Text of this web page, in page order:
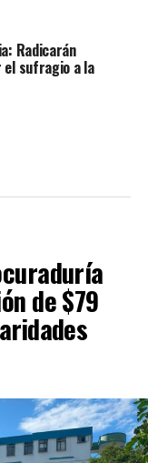
Radicarán
sufragio a la
de $79